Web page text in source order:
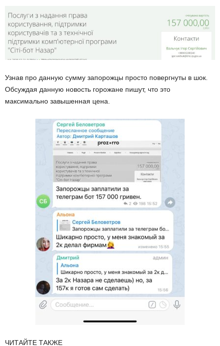
Узнав про данную сумму запорожцы просто повергнуты в шок.
Обсуждая данную новость горожане пишут, что это
максимально завышенная цена.
ЧИТАЙТЕ ТАКЖЕ